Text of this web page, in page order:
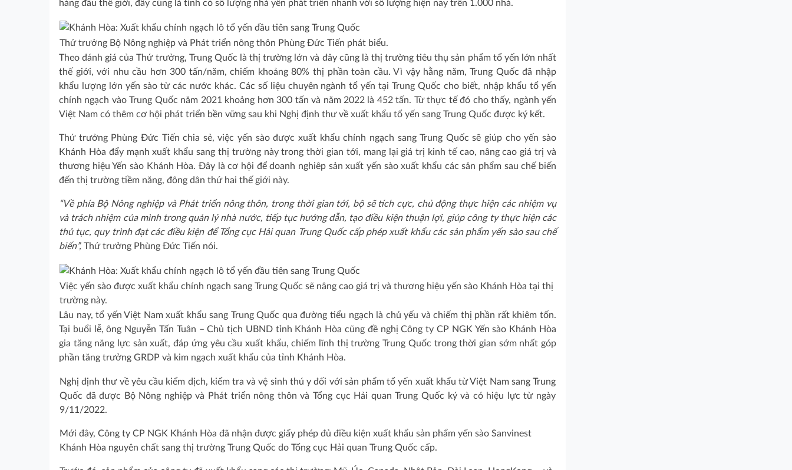
hàng đầu thế giới, đây cũng là tỉnh có số lượng nhà yến phát triển nhanh với số lượng hiện nay trên 1.000 nhà.
Thứ trưởng Bộ Nông nghiệp và Phát triển nông thôn Phùng Đức Tiến phát biểu.
Theo đánh giá của Thứ trưởng, Trung Quốc là thị trường lớn và đây cũng là thị trường tiêu thụ sản phẩm tổ yến lớn nhất
thế giới, với nhu cầu hơn 300 tấn/năm, chiếm khoảng 80% thị phần toàn cầu. Vì vậy hằng năm, Trung Quốc đã nhập
khẩu lượng lớn yến sào từ các nước khác. Các số liệu chuyên ngành tổ yến tại Trung Quốc cho biết, nhập khẩu tổ yến
chính ngạch vào Trung Quốc năm 2021 khoảng hơn 300 tấn và năm 2022 là 452 tấn. Từ thực tế đó cho thấy, ngành yến
Việt Nam có thêm cơ hội phát triển bền vững sau khi Nghị định thư về xuất khẩu tổ yến sang Trung Quốc được ký kết.
Thứ trưởng Phùng Đức Tiến chia sẻ, việc yến sào được xuất khẩu chính ngạch sang Trung Quốc sẽ giúp cho yến sào
Khánh Hòa đẩy mạnh xuất khẩu sang thị trường này trong thời gian tới, mang lại giá trị kinh tế cao, nâng cao giá trị và
thương hiệu Yến sào Khánh Hòa. Đây là cơ hội để doanh nghiêp sản xuất yến sào xuất khẩu các sản phẩm sau chế biến
đến thị trường tiềm năng, đông dân thứ hai thế giới này.
“Về phía Bộ Nông nghiệp và Phát triển nông thôn, trong thời gian tới, bộ sẽ tích cực, chủ động thực hiện các nhiệm vụ
và trách nhiệm của mình trong quản lý nhà nước, tiếp tục hướng dẫn, tạo điều kiện thuận lợi, giúp công ty thực hiện các
thủ tục, quy trình đạt các điều kiện để Tổng cục Hải quan Trung Quốc cấp phép xuất khẩu các sản phẩm yến sào sau chế
biến”, Thứ trưởng Phùng Đức Tiến nói.
Việc yến sào được xuất khẩu chính ngạch sang Trung Quốc sẽ nâng cao giá trị và thương hiệu yến sào Khánh Hòa tại thị
trường này.
Lâu nay, tổ yến Việt Nam xuất khẩu sang Trung Quốc qua đường tiểu ngạch là chủ yếu và chiếm thị phần rất khiêm tốn.
Tại buổi lễ, ông Nguyễn Tấn Tuân – Chủ tịch UBND tỉnh Khánh Hòa cũng đề nghị Công ty CP NGK Yến sào Khánh Hòa
gia tăng năng lực sản xuất, đáp ứng yêu cầu xuất khẩu, chiếm lĩnh thị trường Trung Quốc trong thời gian sớm nhất góp
phần tăng trưởng GRDP và kim ngạch xuất khẩu của tỉnh Khánh Hòa.
Nghị định thư về yêu cầu kiểm dịch, kiểm tra và vệ sinh thú y đối với sản phẩm tổ yến xuất khẩu từ Việt Nam sang Trung
Quốc đã được Bộ Nông nghiệp và Phát triển nông thôn và Tổng cục Hải quan Trung Quốc ký và có hiệu lực từ ngày
9/11/2022.
Mới đây, Công ty CP NGK Khánh Hòa đã nhận được giấy phép đủ điều kiện xuất khẩu sản phẩm yến sào Sanvinest
Khánh Hòa nguyên chất sang thị trường Trung Quốc do Tổng cục Hải quan Trung Quốc cấp.